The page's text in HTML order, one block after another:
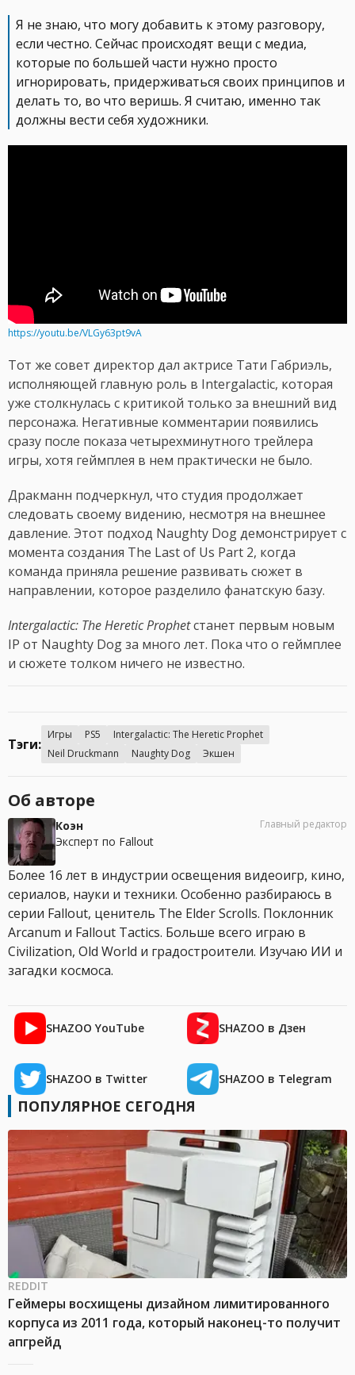
Я не знаю, что могу добавить к этому разговору,
если честно. Сейчас происходят вещи с медиа,
которые по большей части нужно просто
игнорировать, придерживаться своих принципов и
делать то, во что веришь. Я считаю, именно так
должны вести себя художники.
https://youtu.be/VLGy63pt9vA
Тот же совет директор дал актрисе Тати Габриэль,
исполняющей главную роль в Intergalactic, которая
уже столкнулась с критикой только за внешний вид
персонажа. Негативные комментарии появились
сразу после показа четырехминутного трейлера
игры, хотя геймплея в нем практически не было.
Дракманн подчеркнул, что студия продолжает
следовать своему видению, несмотря на внешнее
давление. Этот подход Naughty Dog демонстрирует с
момента создания The Last of Us Part 2, когда
команда приняла решение развивать сюжет в
направлении, которое разделило фанатскую базу.
Intergalactic: The Heretic Prophetстанет первым новым
IP от Naughty Dog за много лет. Пока что о геймплее
и сюжете толком ничего не известно.
Тэги:
Игры PS5
Intergalactic: The Heretic Prophet
Neil Druckmann
Naughty Dog Экшен
Об авторе
Коэн
Эксперт по Fallout
Главный редактор
Более 16 лет в индустрии освещения видеоигр, кино,
сериалов, науки и техники. Особенно разбираюсь в
серии Fallout, ценитель The Elder Scrolls. Поклонник
Arcanum и Fallout Tactics. Больше всего играю в
Civilization, Old World и градостроители. Изучаю ИИ и
загадки космоса.
SHAZOO YouTube SHAZOO в Дзен
SHAZOO в Twitter SHAZOO в Telegram
ПОПУЛЯРНОЕ СЕГОДНЯ
REDDIT
Геймеры восхищены дизайном лимитированного
корпуса из 2011 года, который наконец-то получит
апгрейд